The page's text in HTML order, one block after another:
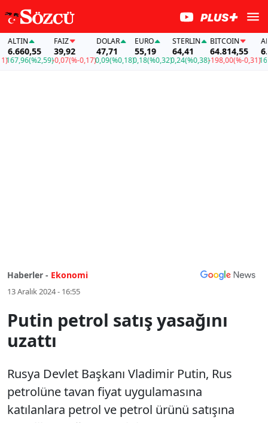
(%2,59)
FAİZ
39,92
-0,07(%-0,17)
DOLAR
47,71
0,09(%0,18)
EURO
55,19
0,18(%0,32)
STERLIN
64,41
0,24(%0,38)
BITCOIN
64.814,55
-198,00(%-0,31)
Haberler - Ekonomi
13 Aralık 2024 - 16:55
Putin petrol satış yasağını
uzattı
Rusya Devlet Başkanı Vladimir Putin, Rus
petrolüne tavan fiyat uygulamasına
katılanlara petrol ve petrol ürünü satışına